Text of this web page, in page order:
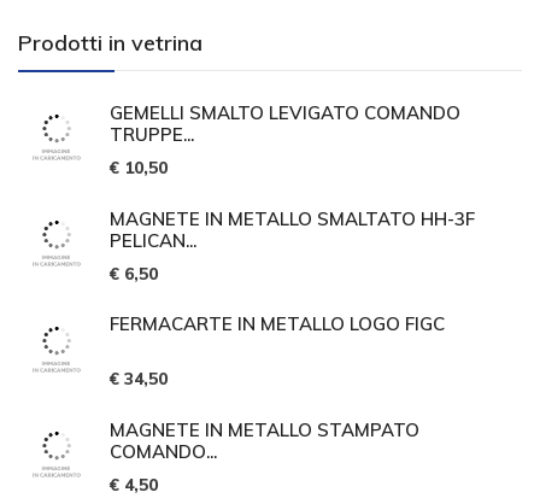
Prodotti in vetrina
GEMELLI SMALTO LEVIGATO COMANDO
TRUPPE...
€ 10,50
MAGNETE IN METALLO SMALTATO HH-3F
PELICAN...
€ 6,50
FERMACARTE IN METALLO LOGO FIGC
€ 34,50
MAGNETE IN METALLO STAMPATO
COMANDO...
€ 4,50